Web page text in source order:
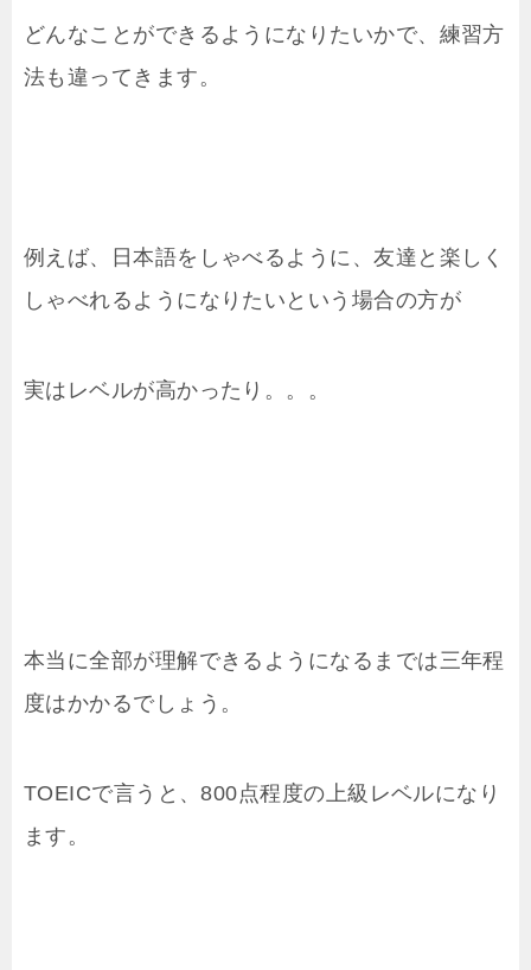
どんなことができるようになりたいかで、練習方
法も違ってきます。
例えば、日本語をしゃべるように、友達と楽しく
しゃべれるようになりたいという場合の方が
実はレベルが高かったり。。。
本当に全部が理解できるようになるまでは三年程
度はかかるでしょう。
TOEICで言うと、800点程度の上級レベルになり
ます。